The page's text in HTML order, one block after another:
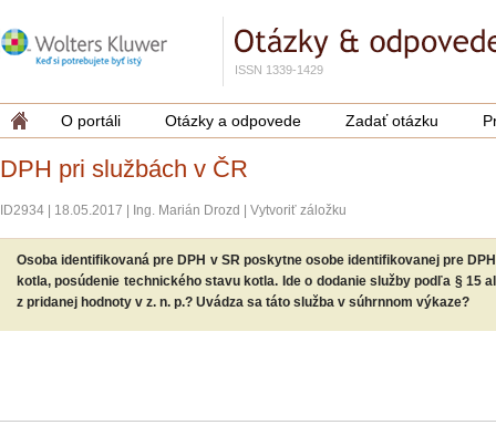
ISSN 1339-1429
O portáli Otázky a odpovede Zadať otázku
DPH pri službách v ČR
ID2934 18.05.2017 Ing. Marián Drozd Vytvoriť záložku
Osoba identifikovaná pre DPH v SR poskytne osobe identifikovanej pre
kotla, posúdenie technického stavu kotla. Ide o dodanie služby podľa § 15
z pridanej hodnoty v z. n. p.? Uvádza sa táto služba v súhrnnom výkaze?